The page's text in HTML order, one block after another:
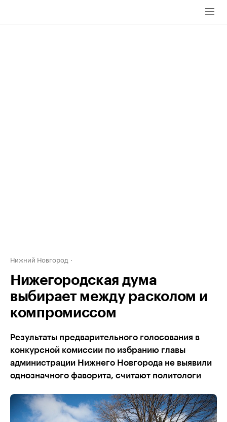
Нижний Новгород
Нижегородская дума
выбирает между расколом и
компромиссом
Результаты предварительного голосования в
конкурсной комиссии по избранию главы
администрации Нижнего Новгорода не выявили
однозначного фаворита, считают политологи